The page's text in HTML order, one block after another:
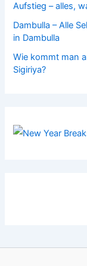
Aufstieg – alles,
Dambulla – Alle
in Dambulla
Wie kommt man
Sigiriya?